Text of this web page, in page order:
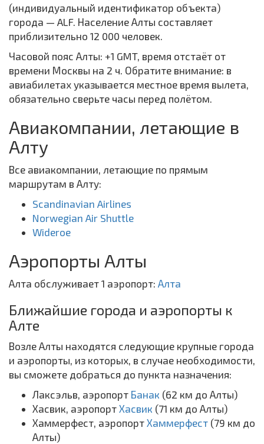
(индивидуальный идентификатор объекта)
города — ALF. Население Алты составляет
приблизительно 12 000 человек.
Часовой пояс Алты: +1 GMT, время отстаёт от
времени Москвы на 2 ч. Обратите внимание: в
авиабилетах указывается местное время вылета,
обязательно сверьте часы перед полётом.
Авиакомпании, летающие в
Алту
Все авиакомпании, летающие по прямым
маршрутам в Алту:
Scandinavian Airlines
Norwegian Air Shuttle
Wideroe
Аэропорты Алты
Алта обслуживает 1 аэропорт: Алта
Ближайшие города и аэропорты к
Алте
Возле Алты находятся следующие крупные города
и аэропорты, из которых, в случае необходимости,
вы сможете добраться до пункта назначения:
Лаксэльв, аэропорт Банак (62 км до Алты)
Хасвик, аэропорт Хасвик (71 км до Алты)
Хаммерфест, аэропорт Хаммерфест (79 км до
Алты)